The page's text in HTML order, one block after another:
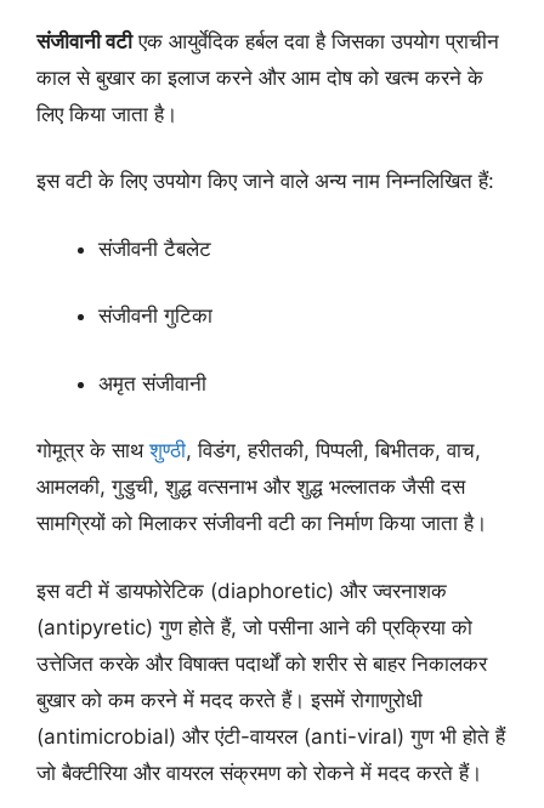
संजीवानी वटीएक आयुर्वेदिक हर्बल दवा है जिसका उपयोग प्राचीन
काल से बुखार का इलाज करने और आम दोष को खत्म करने के
लिए किया जाता है।
इस वटी के लिए उपयोग किए जाने वाले अन्य नाम निम्नलिखित हैं:
संजीवनी टैबलेट
संजीवनी गुटिका
अमृत संजीवानी
गोमूत्र के साथशुण्ठी, विडंग, हरीतकी, पिप्पली, बिभीतक, वाच,
आमलकी, गुडुची, शुद्ध वत्सनाभ और शुद्ध भल्लातक जैसी दस
सामग्रियों को मिलाकर संजीवनी वटी का निर्माण किया जाता है।
इस वटी में डायफोरेटिक (diaphoretic) और ज्वरनाशक
(antipyretic) गुण होते हैं, जो पसीना आने की प्रक्रिया को
उत्तेजित करके और विषाक्त पदार्थों को शरीर से बाहर निकालकर
बुखार को कम करने में मदद करते हैं। इसमें रोगाणुरोधी
(antimicrobial) और एंटी-वायरल (anti-viral) गुण भी होते हैं
जो बैक्टीरिया और वायरल संक्रमण को रोकने में मदद करते हैं।